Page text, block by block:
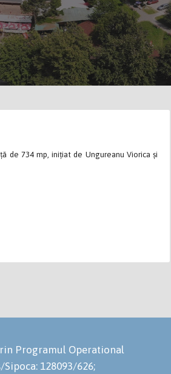
de 734 mp, inițiat de Ungureanu Viorica și
Programul Operational
128093/626;